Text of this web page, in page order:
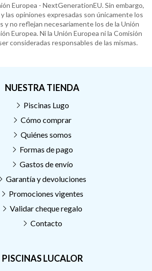
Europea - NextGenerationEU. Sin embargo,
las opiniones expresadas son únicamente los
y no reflejan necesariamente los de la Unión
Europea. Ni la Unión Europea ni la Comisión
consideradas responsables de las mismas.
PISCINAS LUCALOR
NUESTRA TIENDA
Piscinas Lugo
Cómo comprar
Quiénes somos
Formas de pago
Gastos de envío
Garantía y devoluciones
Promociones vigentes
Validar cheque regalo
Contacto